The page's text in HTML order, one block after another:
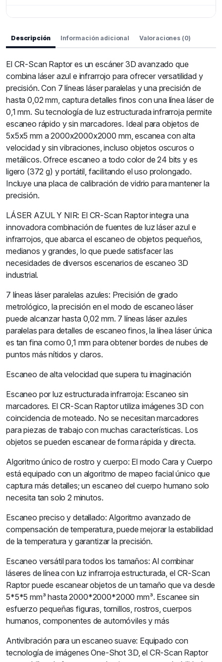
Descripción Información adicional Valoraciones (0)
El CR-Scan Raptor es un escáner 3D avanzado que
combina láser azul e infrarrojo para ofrecer versatilidad y
precisión. Con 7 líneas láser paralelas y una precisión de
hasta 0,02 mm, captura detalles finos con una línea láser de
0,1 mm. Su tecnología de luz estructurada infrarroja permite
escaneo rápido y sin marcadores. Ideal para objetos de
5x5x5 mm a 2000x2000x2000 mm, escanea con alta
velocidad y sin vibraciones, incluso objetos oscuros o
metálicos. Ofrece escaneo a todo color de 24 bits y es
ligero (372 g) y portátil, facilitando el uso prolongado.
Incluye una placa de calibración de vidrio para mantener la
precisión.
LÁSER AZUL Y NIR: El CR-Scan Raptor integra una
innovadora combinación de fuentes de luz láser azul e
infrarrojos, que abarca el escaneo de objetos pequeños,
medianos y grandes, lo que puede satisfacer las
necesidades de diversos escenarios de escaneo 3D
industrial.
7 líneas láser paralelas azules: Precisión de grado
metrológico, la precisión en el modo de escaneo láser
puede alcanzar hasta 0,02 mm. 7 líneas láser azules
paralelas para detalles de escaneo finos, la línea láser única
es tan fina como 0,1 mm para obtener bordes de nubes de
puntos más nítidos y claros.
Escaneo de alta velocidad que supera tu imaginación
Escaneo por luz estructurada infrarroja: Escaneo sin
marcadores. El CR-Scan Raptor utiliza imágenes 3D con
coincidencia de moteado. No se necesitan marcadores
para piezas de trabajo con muchas características. Los
objetos se pueden escanear de forma rápida y directa.
Algoritmo único de rostro y cuerpo: El modo Cara y Cuerpo
está equipado con un algoritmo de mapeo facial único que
captura más detalles; un escaneo del cuerpo humano solo
necesita tan solo 2 minutos.
Escaneo preciso y detallado: Algoritmo avanzado de
compensación de temperatura, puede mejorar la estabilidad
de la temperatura y garantizar la precisión.
Escaneo versátil para todos los tamaños: Al combinar
láseres de línea con luz infrarroja estructurada, el CR-Scan
Raptor puede escanear objetos de un tamaño que va desde
5*5*5 mm³ hasta 2000*2000*2000 mm³. Escanee sin
esfuerzo pequeñas figuras, tornillos, rostros, cuerpos
humanos, componentes de automóviles y más
Antivibración para un escaneo suave: Equipado con
tecnología de imágenes One-Shot 3D, el CR-Scan Raptor